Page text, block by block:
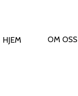
HJEM OM OSS